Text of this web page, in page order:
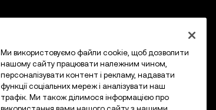
Ми використовуємо файли cookie, щоб дозволити
нашому сайту працювати належним чином,
персоналізувати контент і рекламу, надавати
функції соціальних мереж і аналізувати наш
трафік. Ми також ділимося інформацією про